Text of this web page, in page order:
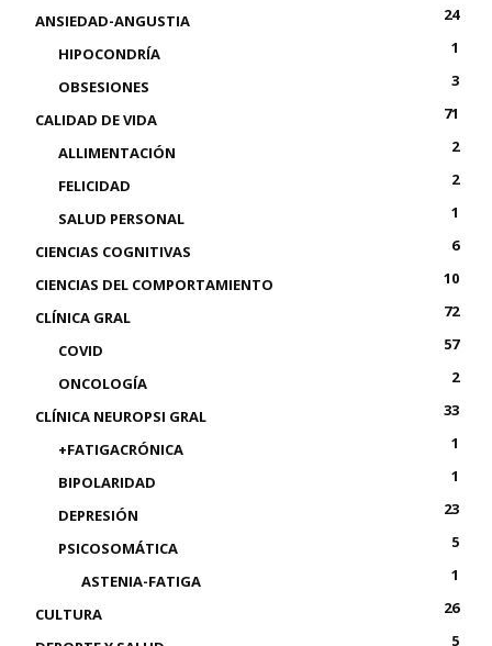
ANSIEDAD-ANGUSTIA
24
HIPOCONDRÍA
1
OBSESIONES
3
CALIDAD DE VIDA
71
ALLIMENTACIÓN
2
FELICIDAD
2
SALUD PERSONAL
1
CIENCIAS COGNITIVAS
6
CIENCIAS DEL COMPORTAMIENTO
10
CLÍNICA GRAL
72
COVID
57
ONCOLOGÍA
2
CLÍNICA NEUROPSI GRAL
33
+FATIGACRÓNICA
1
BIPOLARIDAD
1
DEPRESIÓN
23
PSICOSOMÁTICA
5
ASTENIA-FATIGA
1
CULTURA
26
5